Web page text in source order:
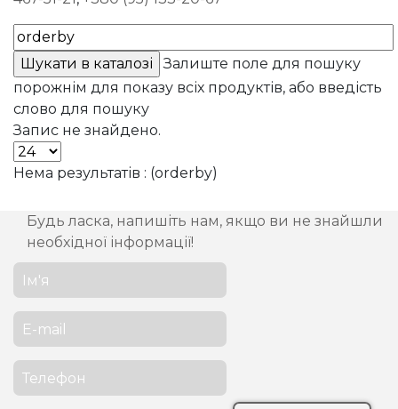
Залиште поле для пошуку
порожнім для показу всіх продуктів, або введість
слово для пошуку
Запис не знайдено.
Нема результатів : (orderby)
Будь ласка, напишіть нам, якщо ви не знайшли
необхідної інформації!